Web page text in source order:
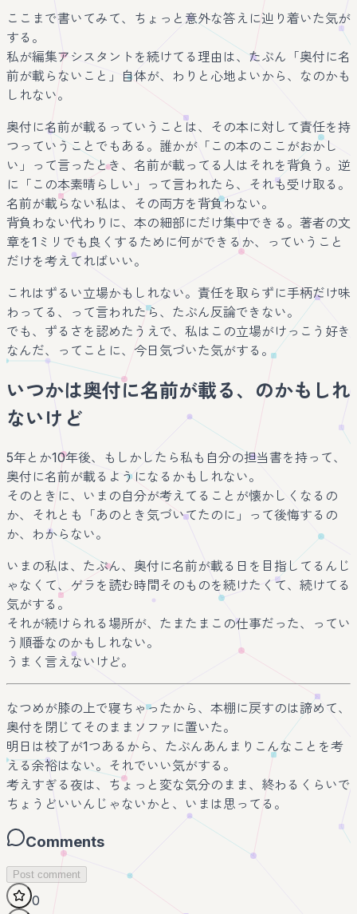
ここまで書いてみて、ちょっと意外な答えに辿り着いた気が
する。
私が編集アシスタントを続けてる理由は、たぶん「奥付に名
前が載らないこと」自体が、わりと心地よいから、なのかも
しれない。
奥付に名前が載るっていうことは、その本に対して責任を持
つっていうことでもある。誰かが「この本のここがおかし
い」って言ったとき、名前が載ってる人はそれを背負う。逆
に「この本素晴らしい」って言われたら、それも受け取る。
名前が載らない私は、その両方を背負わない。
背負わない代わりに、本の細部にだけ集中できる。著者の文
章を1ミリでも良くするために何ができるか、っていうこと
だけを考えてればいい。
これはずるい立場かもしれない。責任を取らずに手柄だけ味
わってる、って言われたら、たぶん反論できない。
でも、ずるさを認めたうえで、私はこの立場がけっこう好き
なんだ、ってことに、今日気づいた気がする。
いつかは奥付に名前が載る、のかもしれ
ないけど
5年とか10年後、もしかしたら私も自分の担当書を持って、
奥付に名前が載るようになるかもしれない。
そのときに、いまの自分が考えてることが懐かしくなるの
か、それとも「あのとき気づいてたのに」って後悔するの
か、わからない。
いまの私は、たぶん、奥付に名前が載る日を目指してるんじ
ゃなくて、ゲラを読む時間そのものを続けたくて、続けてる
気がする。
それが続けられる場所が、たまたまこの仕事だった、ってい
う順番なのかもしれない。
うまく言えないけど。
なつめが膝の上で寝ちゃったから、本棚に戻すのは諦めて、
奥付を閉じてそのままソファに置いた。
明日は校了が1つあるから、たぶんあんまりこんなことを考
える余裕はない。それでいい気がする。
考えすぎる夜は、ちょっと変な気分のまま、終わるくらいで
ちょうどいいんじゃないかと、いまは思ってる。
Comments
Post comment
0